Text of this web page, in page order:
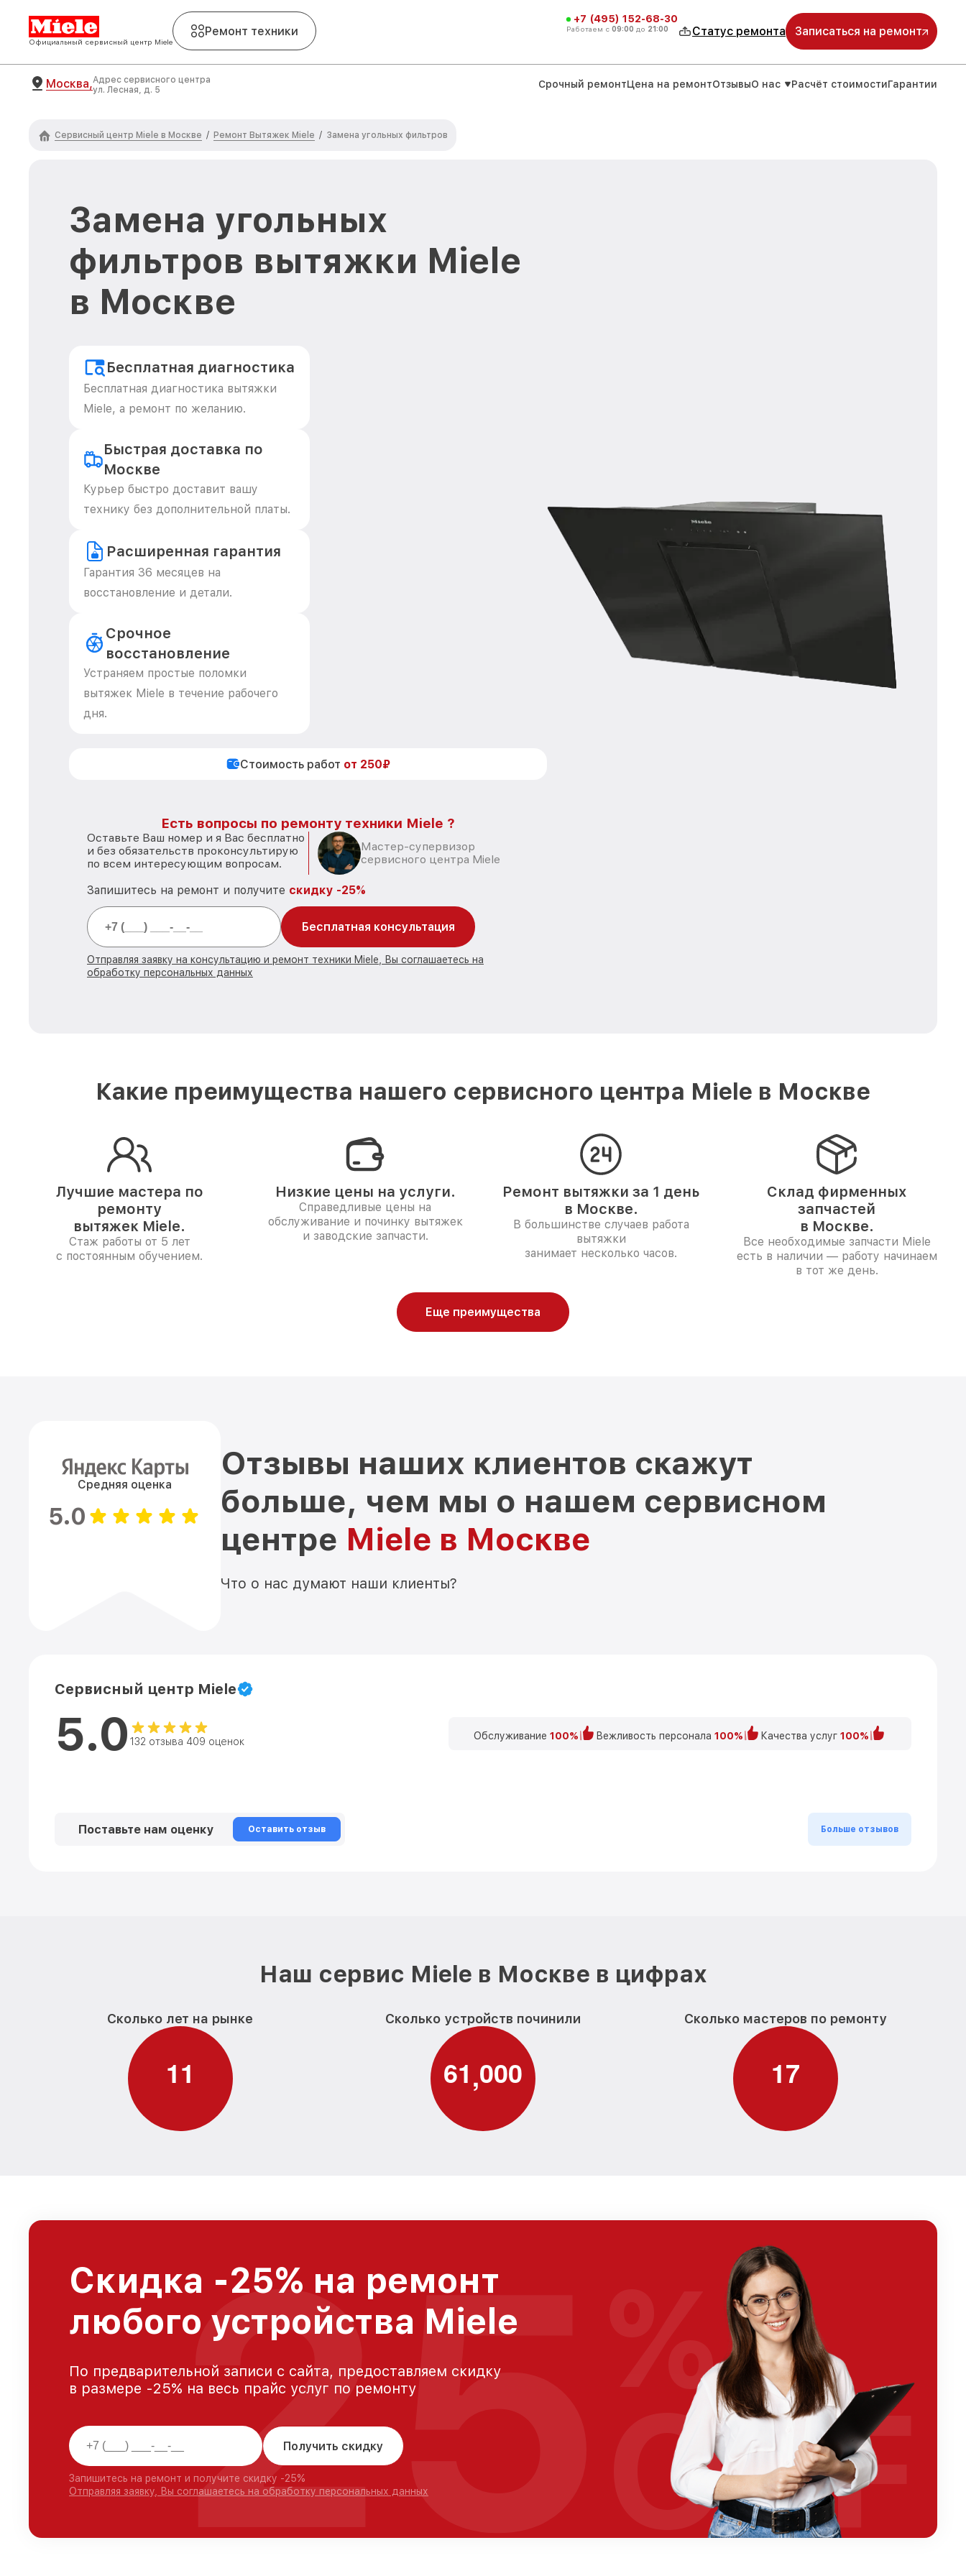
Официальный сервисный центр Miele
Ремонт техники
+7 (495) 152-68-30
Работаем с 09:00 до 21:00 Статус ремонта Записаться на ремонт
Москва,Адрес сервисного центра
ул. Лесная, д. 5
Срочный ремонтЦена на ремонтОтзывыО нас Расчёт стоимостиГарантии
Сервисный центр Miele в Москве / Ремонт Вытяжек Miele / Замена угольных фильтров
Замена угольных
фильтров вытяжки Miele
в Москве
Бесплатная диагностика
Бесплатная диагностика вытяжки
Miele, а ремонт по желанию.
Быстрая доставка по
Москве
Курьер быстро доставит вашу
технику без дополнительной платы.
Расширенная гарантия
Гарантия 36 месяцев на
восстановление и детали.
Срочное
восстановление
Устраняем простые поломки
вытяжек Miele в течение рабочего
дня.
Стоимость работ от 250₽
Есть вопросы по ремонту техники Miele ?
Оставьте Ваш номер и я Вас бесплатно
и без обязательств проконсультирую
по всем интересующим вопросам.
Мастер-супервизор
сервисного центра Miele
Запишитесь на ремонт и получите скидку -25%
Бесплатная консультация
Отправляя заявку на консультацию и ремонт техники Miele, Вы соглашаетесь на
обработку персональных данных
Какие преимущества нашего сервисного центра Miele в Москве
Лучшие мастера по
ремонту
вытяжек Miele.
Стаж работы от 5 лет
с постоянным обучением.
Низкие цены на услуги.
Справедливые цены на
обслуживание и починку вытяжек
и заводские запчасти.
Ремонт вытяжки за 1 день
в Москве.
В большинстве случаев работа
вытяжки
занимает несколько часов.
Склад фирменных
запчастей
в Москве.
Все необходимые запчасти Miele
есть в наличии — работу начинаем
в тот же день.
Еще преимущества
Средняя оценка
5.0
Отзывы наших клиентов скажут
больше, чем мы о нашем сервисном
центре Miele в Москве
Что о нас думают наши клиенты?
Сервисный центр Miele
5.0 132 отзыва 409 оценок Обслуживание 100% Вежливость персонала 100% Качества услуг 100%
Поставьте нам оценку Оставить отзыв Больше отзывов
Наш сервис Miele в Москве в цифрах
Сколько лет на рынке
11
Сколько устройств починили
61,000
Сколько мастеров по ремонту
17
Скидка -25% на ремонт
любого устройства Miele
По предварительной записи с сайта, предоставляем скидку
в размере -25% на весь прайс услуг по ремонту
Получить скидку
Запишитесь на ремонт и получите скидку -25%
Отправляя заявку, Вы соглашаетесь на обработку персональных данных
25 %
OFF